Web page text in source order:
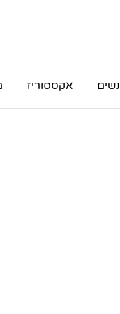
נשים אקססוריז